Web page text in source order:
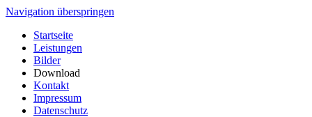
Navigation überspringen
Startseite
Leistungen
Bilder
Download
Kontakt
Impressum
Datenschutz